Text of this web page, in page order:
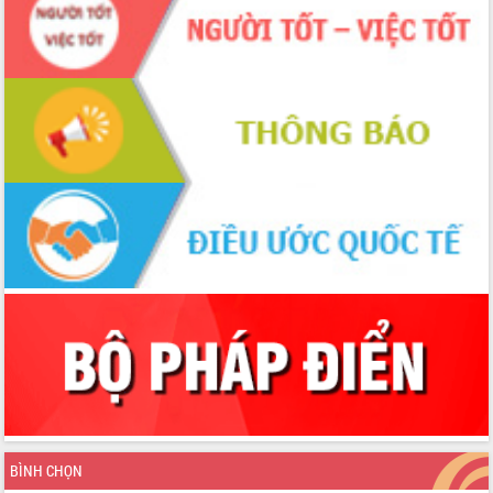
Chương trình “Gặp gỡ hữu nghị –
Friendship Meeting New Year 2026”
Bầu cử Quốc hội và HĐND: Cử tri Đắk
Lắk gửi gắm niềm tin, kỳ vọng vào lá
phiếu
Đắk Lắk sẵn sàng các điều kiện cho
Ngày hội bầu cử đại biểu Quốc hội
khóa XVI và HĐND các cấp nhiệm kỳ
2026-2031
Đảm bảo cuộc bầu cử đại biểu Quốc
hội và đại biểu HĐND các cấp diễn ra
an toàn, hiệu quả, đúng quy định
Thủ tướng Chính phủ Phạm Minh Chính
kiểm tra, chỉ đạo hoàn thành các dự
án cao tốc và thăm khu tái định cư tại
Sôi nổi Hội đua ngựa truyền thống Gò
Thì Thùng mừng Xuân Bính Ngọ 2026
Lãnh đạo tỉnh dâng hương tưởng niệm
tại Đập Đồng Cam đầu Xuân Bính Ngọ
Ngành nông nghiệp phấn đấu tăng
BÌNH CHỌN